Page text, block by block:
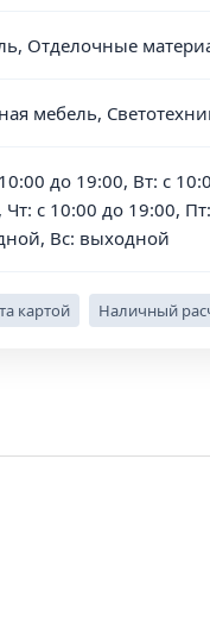
Отделочные
мебель,
до 19:00, Вт: с
Чт: с 10:00 до 19:00,
Вс: выходной
картой Наличный